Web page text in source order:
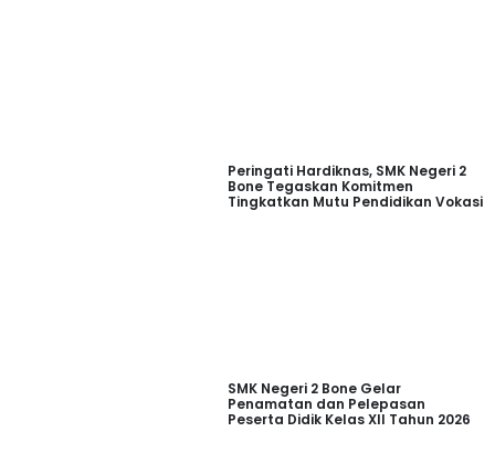
Peringati Hardiknas, SMK Negeri 2
Bone Tegaskan Komitmen
Tingkatkan Mutu Pendidikan Vokasi
SMK Negeri 2 Bone Gelar
Penamatan dan Pelepasan
Peserta Didik Kelas XII Tahun 2026